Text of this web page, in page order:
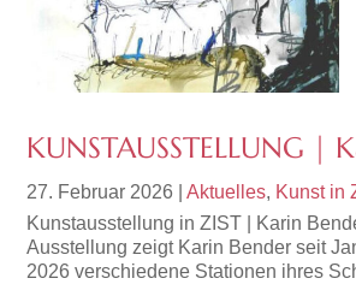
KUNSTAUSSTELLUNG |
27. Februar 2026 |Aktuelles, Kunst in
Kunstausstellung in ZIST | Karin
Ausstellung zeigt Karin Bender seit
2026 verschiedene Stationen ihres